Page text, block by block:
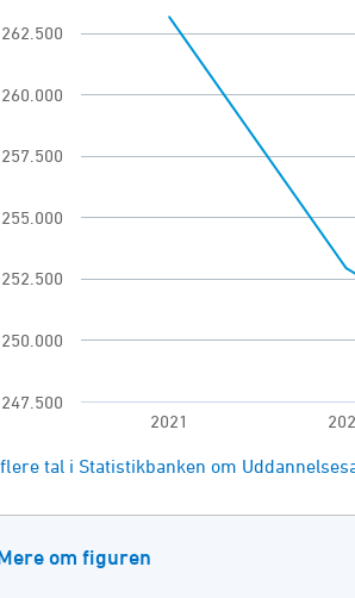
as data table, Antal
chart has 1 X axis displaying
chart has 1 Y axis displaying
2021
247.500
250.000
252.500
255.000
257.500
260.000
262.500
of interactive chart.
tal i Statistikbanken om
om figuren